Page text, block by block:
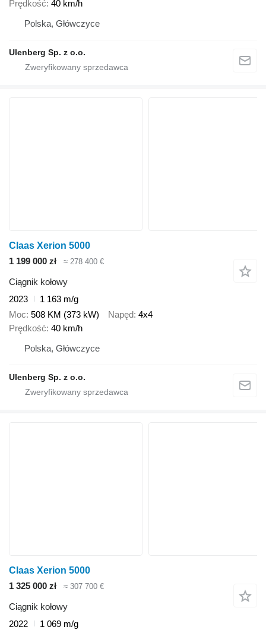
Prędkość 40 km/h
Polska, Główczyce
Ulenberg Sp. z o.o.
Claas Xerion 5000
1 199 000 zł
≈ 278 400 €
Ciągnik kołowy
2023
1 163 m/g
Moc 508 KM (373 kW) Napęd 4x4
Prędkość 40 km/h
Polska, Główczyce
Ulenberg Sp. z o.o.
Claas Xerion 5000
1 325 000 zł
≈ 307 700 €
Ciągnik kołowy
2022
1 069 m/g